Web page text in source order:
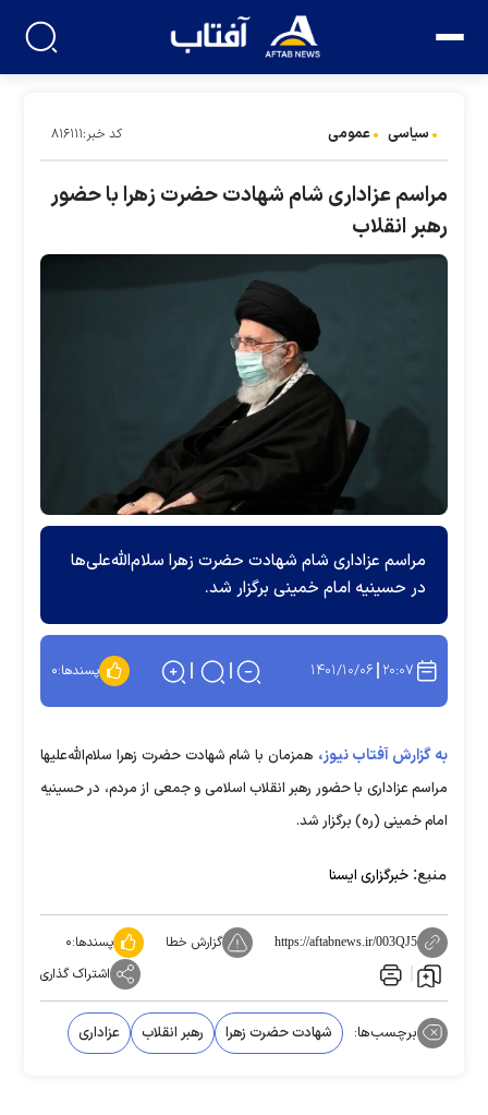
سیاسی عمومی کد خبر:۸۱۶۱۱۱
مراسم عزاداری شام شهادت حضرت زهرا با حضور
رهبر انقلاب
مراسم عزاداری شام شهادت حضرت زهرا سلام‌الله‌علی‌ها
در حسینیه امام خمینی برگزار شد.
۲۰:۰۷ ۱۴۰۱/۱۰/۰۶ پسندها:۰
به گزارش آفتاب نیوز، همزمان با شام شهادت حضرت زهرا سلام‌الله‌علیها
مراسم عزاداری با حضور رهبر انقلاب اسلامی و جمعی از مردم، در حسینیه
امام خمینی (ره) برگزار شد.
منبع: خبرگزاری ایسنا
https://aftabnews.ir/003QJ5 گزارش خطا پسندها:۰
اشتراک گذاری
برچسب‌ها: شهادت حضرت زهرا رهبر انقلاب عزاداری